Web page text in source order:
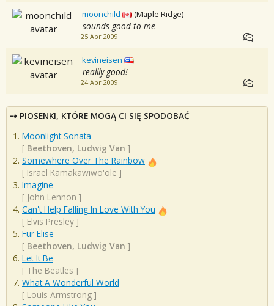
moonchild (Maple Ridge)
sounds good to me
25 Apr 2009
kevineisen
reallly good!
24 Apr 2009
PIOSENKI, KTÓRE MOGĄ CI SIĘ SPODOBAĆ
Moonlight Sonata
[ Beethoven, Ludwig Van ]
Somewhere Over The Rainbow
[ Israel Kamakawiwo'ole ]
Imagine
[ John Lennon ]
Can't Help Falling In Love With You
[ Elvis Presley ]
Fur Elise
[ Beethoven, Ludwig Van ]
Let It Be
[ The Beatles ]
What A Wonderful World
[ Louis Armstrong ]